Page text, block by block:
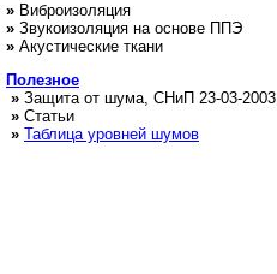
» Виброизоляция
» Звукоизоляция на основе ППЭ
» Акустические ткани
Полезное
» Защита от шума, СНиП 23-03-2003
» Статьи
» Таблица уровней шумов